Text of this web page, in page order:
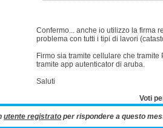
Confermo... anche io utilizzo la firma
problema con tutti i tipi di lavori
Firmo sia tramite cellulare che
tramite app autenticator di aruba.
Saluti
Voti
utente registrato per rispondere a questo